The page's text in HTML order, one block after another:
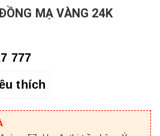
MẠ VÀNG 24K
777
thích